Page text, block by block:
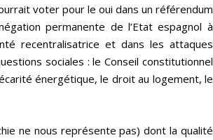
voter pour le oui dans un référendum
permanente de l’Etat espagnol à
recentralisatrice et dans les attaques
sociales : le Conseil constitutionnel
énergétique, le droit au logement, le
ne nous représente pas) dont la qualité